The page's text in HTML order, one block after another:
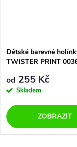
Dětské barevné
TWISTER PRINT
od 255 Kč
Skladem
ZOBRAZIT